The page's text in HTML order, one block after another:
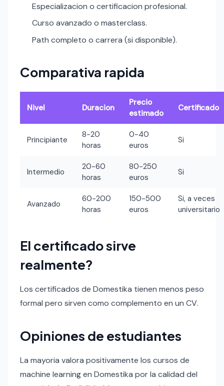
Especializacion o certificacion profesional.
Curso avanzado o masterclass.
Path completo o carrera (si disponible).
Comparativa rapida
Nivel Duracion
Precio
estimado
Certificado
Principiante
8-20
horas
0-40
euros
Si
Intermedio
20-60
horas
80-250
euros
Si
Avanzado
60-200
horas
150-500
euros
Si, a veces
universitario
El certificado sirve
realmente?
Los certificados de Domestika tienen menos peso
formal pero sirven como complemento en un CV.
Opiniones de estudiantes
La mayoria valora positivamente los cursos de
machine learning en Domestika por la calidad del